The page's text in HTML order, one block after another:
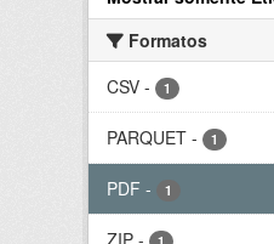
Formatos
CSV - 1
PARQUET - 1
PDF - 1
ZIP -